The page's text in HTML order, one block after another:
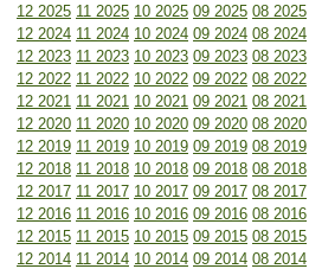
12 2025 11 2025 10 2025 09 2025 08 2025
12 2024 11 2024 10 2024 09 2024 08 2024
12 2023 11 2023 10 2023 09 2023 08 2023
12 2022 11 2022 10 2022 09 2022 08 2022
12 2021 11 2021 10 2021 09 2021 08 2021
12 2020 11 2020 10 2020 09 2020 08 2020
12 2019 11 2019 10 2019 09 2019 08 2019
12 2018 11 2018 10 2018 09 2018 08 2018
12 2017 11 2017 10 2017 09 2017 08 2017
12 2016 11 2016 10 2016 09 2016 08 2016
12 2015 11 2015 10 2015 09 2015 08 2015
12 2014 11 2014 10 2014 09 2014 08 2014